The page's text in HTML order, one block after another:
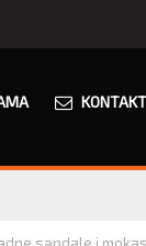
KONTAKT
sandale i